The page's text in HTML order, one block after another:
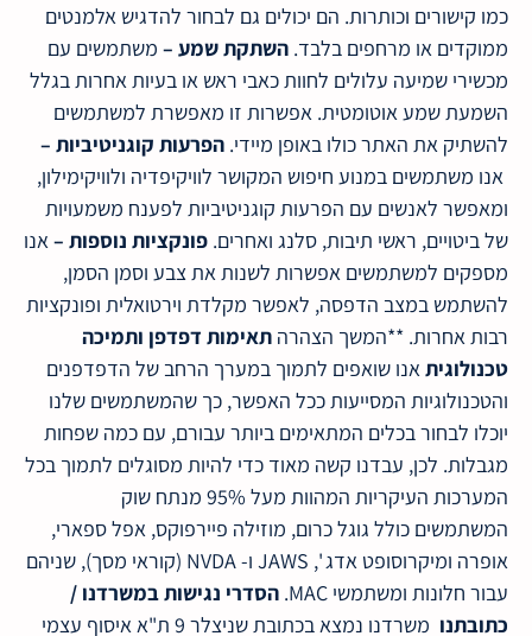
כמו קישורים וכותרות. הם יכולים גם לבחור להדגיש אלמנטים
ממוקדים או מרחפים בלבד. השתקת שמע – משתמשים עם
מכשירי שמיעה עלולים לחוות כאבי ראש או בעיות אחרות בגלל
השמעת שמע אוטומטית. אפשרות זו מאפשרת למשתמשים
להשתיק את האתר כולו באופן מיידי. הפרעות קוגניטיביות –
אנו משתמשים במנוע חיפוש המקושר לוויקיפדיה ולוויקימילון,
ומאפשר לאנשים עם הפרעות קוגניטיביות לפענח משמעויות
של ביטויים, ראשי תיבות, סלנג ואחרים. פונקציות נוספות –אנו
מספקים למשתמשים אפשרות לשנות את צבע וסמן הסמן,
להשתמש במצב הדפסה, לאפשר מקלדת וירטואלית ופונקציות
רבות אחרות. **המשך הצהרה תאימות דפדפן ותמיכה
טכנולוגיתאנו שואפים לתמוך במערך הרחב של הדפדפנים
והטכנולוגיות המסייעות ככל האפשר, כך שהמשתמשים שלנו
יוכלו לבחור בכלים המתאימים ביותר עבורם, עם כמה שפחות
מגבלות. לכן, עבדנו קשה מאוד כדי להיות מסוגלים לתמוך בכל
המערכות העיקריות המהוות מעל 95% מנתח שוק
המשתמשים כולל גוגל כרום, מוזילה פיירפוקס, אפל ספארי,
אופרה ומיקרוסופט אדג ', JAWS ו- NVDA (קוראי מסך), שניהם
עבור חלונות ומשתמשי MAC.
הסדרי נגישות במשרדנו /
כתובתנו
משרדנו נמצא בכתובת שניצלר 9 ת"א איסוף עצמי